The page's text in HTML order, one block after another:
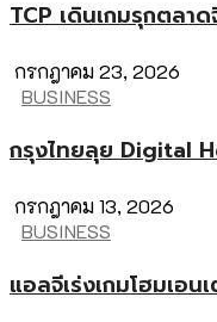
TCP เดินเกมรุกตลา
กรกฎาคม 23, 2026
BUSINESS
กรุงไทยลุย Digital
กรกฎาคม 13, 2026
BUSINESS
แอลจีเร่งเกมโฮมเอน